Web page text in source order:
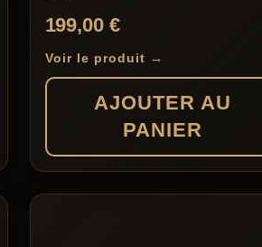
199,00 €
Voir le produit →
AJOUTER AU
PANIER